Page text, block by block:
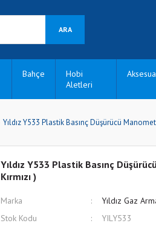
ARA
Bahçe
Hobi
Aletleri
Yıldız Y533 Plastik Basınç Düşürücü
Yıldız Y533 Plastik Basınç
Kırmızı )
Marka
Yıldız Gaz
Stok Kodu
YILY533